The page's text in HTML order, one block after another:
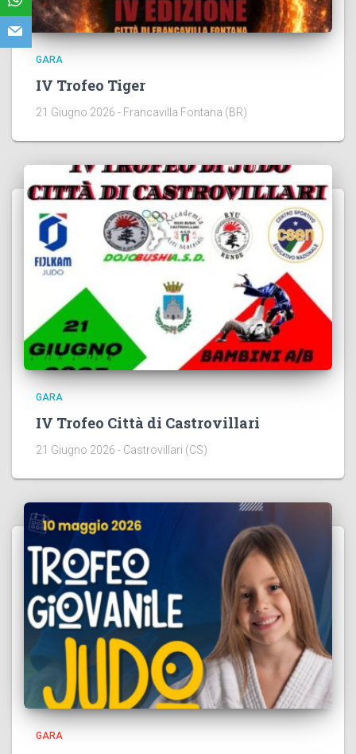
GARA
IV Trofeo Tiger
21 Giugno 2026 - Francavilla Fontana (BR)
GARA
IV Trofeo Città di Castrovillari
21 Giugno 2026 - Castrovillari (CS)
GARA